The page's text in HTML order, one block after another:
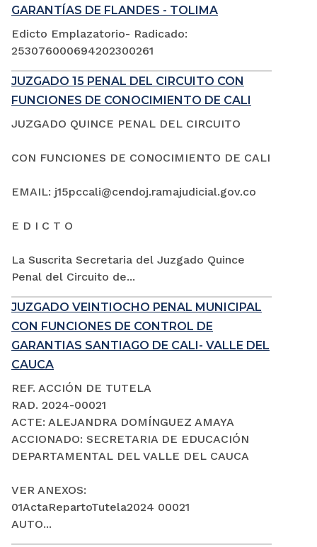
GARANTÍAS DE FLANDES - TOLIMA
Edicto Emplazatorio- Radicado:
253076000694202300261
JUZGADO 15 PENAL DEL CIRCUITO CON
FUNCIONES DE CONOCIMIENTO DE CALI
JUZGADO QUINCE PENAL DEL CIRCUITO
CON FUNCIONES DE CONOCIMIENTO DE CALI
EMAIL: j15pccali@cendoj.ramajudicial.gov.co
E D I C T O
La Suscrita Secretaria del Juzgado Quince
Penal del Circuito de...
JUZGADO VEINTIOCHO PENAL MUNICIPAL
CON FUNCIONES DE CONTROL DE
GARANTIAS SANTIAGO DE CALI- VALLE DEL
CAUCA
REF. ACCIÓN DE TUTELA
RAD. 2024-00021
ACTE: ALEJANDRA DOMÍNGUEZ AMAYA
ACCIONADO: SECRETARIA DE EDUCACIÓN
DEPARTAMENTAL DEL VALLE DEL CAUCA
VER ANEXOS:
01ActaRepartoTutela2024 00021
AUTO...